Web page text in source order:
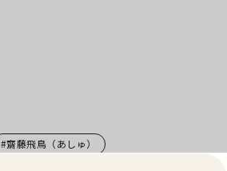
#齋藤飛鳥（あしゅ）